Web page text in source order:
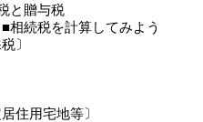
と贈与税
続税を計算してみよう
〕
住用宅地等〕